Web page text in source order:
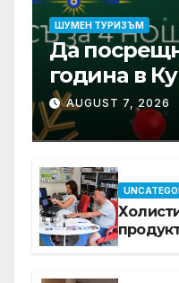
ШУМЕН ТУРИЗЪМ
Да
година в
защо си
AUGUST 7, 2026